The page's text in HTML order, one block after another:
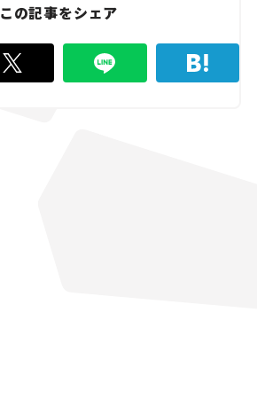
この記事をシェア